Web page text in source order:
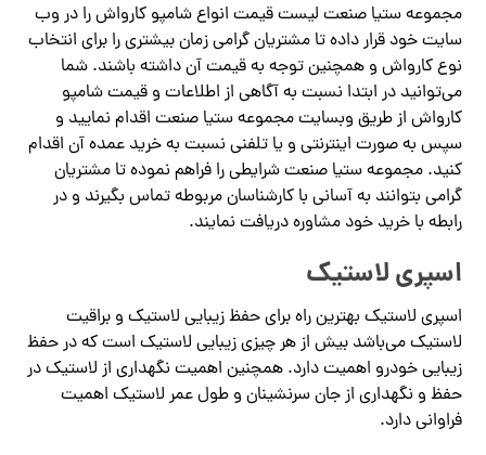
مجموعه ستیا صنعت لیست قیمت انواع شامپو کارواش را در وب
سایت خود قرار داده تا مشتریان گرامی زمان بیشتری را برای انتخاب
نوع کارواش و همچنین توجه به قیمت آن داشته باشند. شما
می‌توانید در ابتدا نسبت به آگاهی از اطلاعات و قیمت شامپو
کارواش از طریق وبسایت مجموعه ستیا صنعت اقدام نمایید و
سپس به صورت اینترنتی و یا تلفنی نسبت به خرید عمده آن اقدام
کنید. مجموعه ستیا صنعت شرایطی را فراهم نموده تا مشتریان
گرامی بتوانند به آسانی با کارشناسان مربوطه تماس بگیرند و در
رابطه با خرید خود مشاوره دریافت نمایند.
اسپری لاستیک
اسپری لاستیک بهترین راه برای حفظ زیبایی لاستیک و براقیت
لاستیک می‌باشد بیش از هر چیزی زیبایی لاستیک است که در حفظ
زیبایی خودرو اهمیت دارد. همچنین اهمیت نگهداری از لاستیک در
حفظ و نگهداری از جان سرنشینان و طول عمر لاستیک اهمیت
فراوانی دارد.